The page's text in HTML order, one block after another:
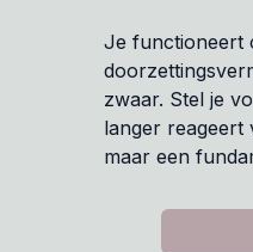
Je functioneert
zwaar. Stel je
langer reageert
maar een